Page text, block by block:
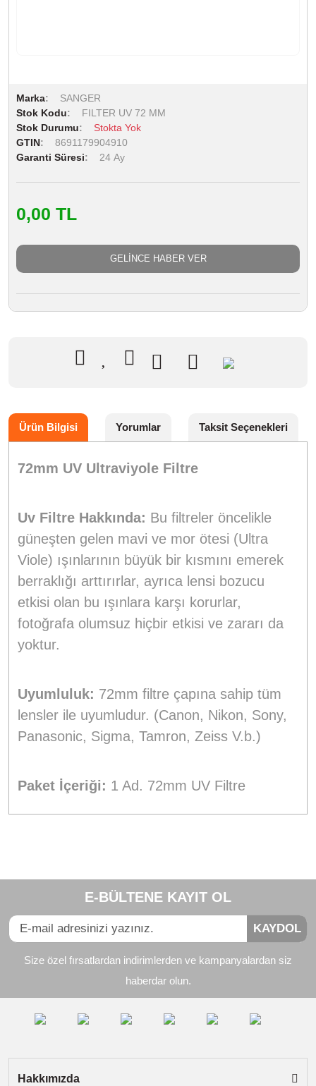
Marka
SANGER
Stok Kodu
FILTER UV 72 MM
Stok Durumu
Stokta Yok
GTIN
8691179904910
Garanti Süresi
24 Ay
0,00 TL
GELİNCE HABER VER
Ürün Bilgisi Yorumlar Taksit Seçenekleri
72mm UV Ultraviyole Filtre
Uv Filtre Hakkında: Bu filtreler öncelikle
güneşten gelen mavi ve mor ötesi (Ultra
Viole) ışınlarının büyük bir kısmını emerek
berraklığı arttırırlar, ayrıca lensi bozucu
etkisi olan bu ışınlara karşı korurlar,
fotoğrafa olumsuz hiçbir etkisi ve zararı da
yoktur.
Uyumluluk: 72mm filtre çapına sahip tüm
lensler ile uyumludur. (Canon, Nikon, Sony,
Panasonic, Sigma, Tamron, Zeiss V.b.)
Paket İçeriği: 1 Ad. 72mm UV Filtre
Yorum Yaz
Görüş ve önerileriniz için teşekkür ederiz.
Ürün bilgilerinde hatalar bulunuyor.
Ürün fiyatı diğer sitelerden daha pahalı.
E-BÜLTENE KAYIT OL
KAYDOL
Size özel fırsatlardan indirimlerden ve kampanyalardan siz
haberdar olun.
Hakkımızda